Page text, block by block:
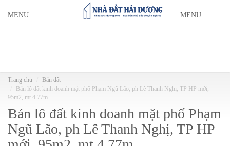
MENU MENU
Trang chủ
Bán đất
Bán lô đất kinh doanh mặt phố Phạm Ngũ Lão, ph Lê Thanh Nghị, TP HP mới,
95m2, mt 4.77m
Bán lô đất kinh doanh mặt phố Phạm
Ngũ Lão, ph Lê Thanh Nghị, TP HP